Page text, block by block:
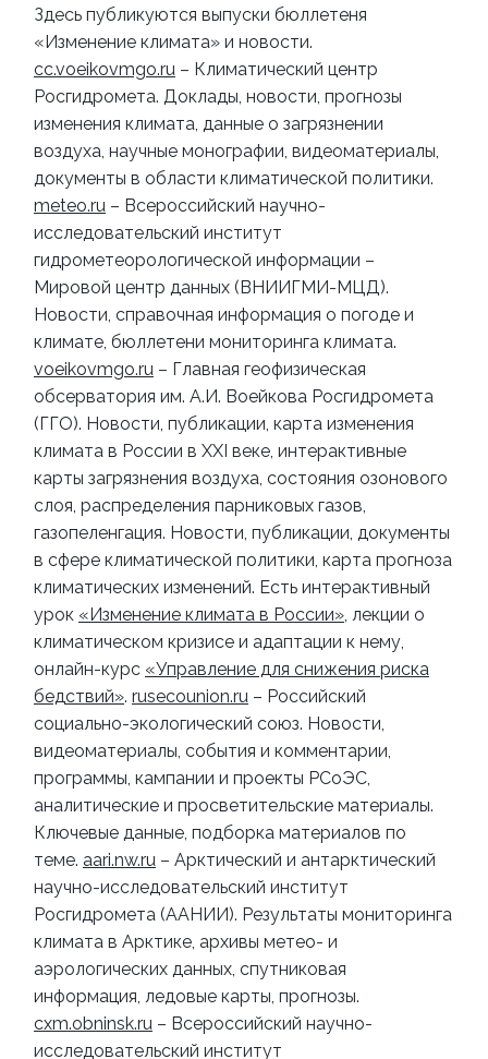
Здесь публикуются выпуски бюллетеня
«Изменение климата» и новости.
cc.voeikovmgo.ru – Климатический центр
Росгидромета. Доклады, новости, прогнозы
изменения климата, данные о загрязнении
воздуха, научные монографии, видеоматериалы,
документы в области климатической политики.
meteo.ru – Всероссийский научно-
исследовательский институт
гидрометеорологической информации –
Мировой центр данных (ВНИИГМИ-МЦД).
Новости, справочная информация о погоде и
климате, бюллетени мониторинга климата.
voeikovmgo.ru – Главная геофизическая
обсерватория им. А.И. Воейкова Росгидромета
(ГГО). Новости, публикации, карта изменения
климата в России в XXI веке, интерактивные
карты загрязнения воздуха, состояния озонового
слоя, распределения парниковых газов,
газопеленгация. Новости, публикации, документы
в сфере климатической политики, карта прогноза
климатических изменений. Есть интерактивный
урок «Изменение климата в России», лекции о
климатическом кризисе и адаптации к нему,
онлайн-курс «Управление для снижения риска
бедствий». rusecounion.ru – Российский
социально-экологический союз. Новости,
видеоматериалы, события и комментарии,
программы, кампании и проекты РСоЭС,
аналитические и просветительские материалы.
Ключевые данные, подборка материалов по
теме. aari.nw.ru – Арктический и антарктический
научно-исследовательский институт
Росгидромета (ААНИИ). Результаты мониторинга
климата в Арктике, архивы метео- и
аэрологических данных, спутниковая
информация, ледовые карты, прогнозы.
cxm.obninsk.ru – Всероссийский научно-
исследовательский институт